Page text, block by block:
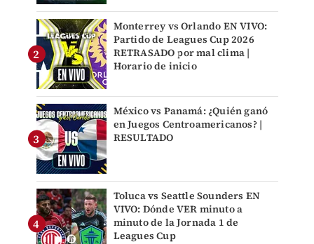
Monterrey vs Orlando EN VIVO:
Partido de Leagues Cup 2026
RETRASADO por mal clima |
Horario de inicio
México vs Panamá: ¿Quién ganó
en Juegos Centroamericanos? |
RESULTADO
Toluca vs Seattle Sounders EN
VIVO: Dónde VER minuto a
minuto de la Jornada 1 de
Leagues Cup